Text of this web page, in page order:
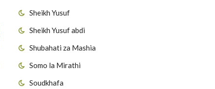
Sheikh Yusuf
Sheikh Yusuf abdi
Shubahati za Mashia
Somo la Mirathi
Soudkhafa